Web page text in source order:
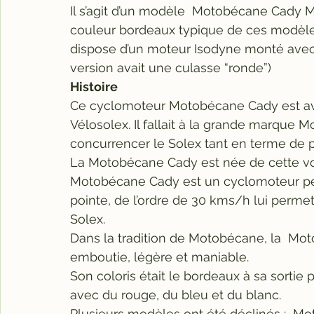
Il s’agit d’un modèle  Motobécane Cady
couleur bordeaux typique de ces
dispose d’un moteur Isodyne monté
version avait une culasse “ronde”)
Histoire
Ce cyclomoteur Motobécane Cady est
Vélosolex. Il fallait à la grande marque
concurrencer le Solex tant en terme de
La Motobécane Cady est née de cette
Motobécane Cady est un cyclomoteur
pointe, de l’ordre de 30 kms/h lui
Solex.
Dans la tradition de Motobécane, la
emboutie, légère et maniable.
Son coloris était le bordeaux à sa sortie
avec du rouge, du bleu et du blanc.